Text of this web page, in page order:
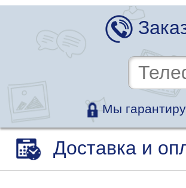
Мы
Доставка и